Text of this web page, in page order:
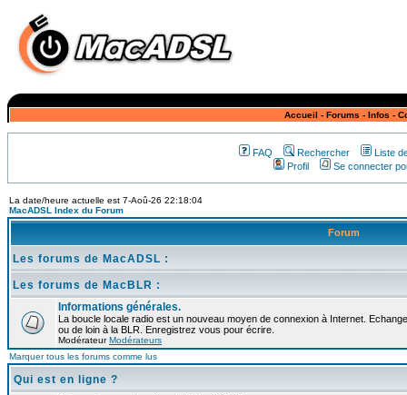
Accueil - Forums - Infos -
FAQ Rechercher
Liste
Profil
Se connecter
La date/heure actuelle est 7-Aoû-26 22:18:04
MacADSL Index du Forum
Forum
Les forums de MacADSL :
Les forums de MacBLR :
Informations générales.
La boucle locale radio est un nouveau moyen de connexion à Internet.
ou de loin à la BLR. Enregistrez vous pour écrire.
ModérateurModérateurs
Marquer tous les forums comme lus
Qui est en ligne ?